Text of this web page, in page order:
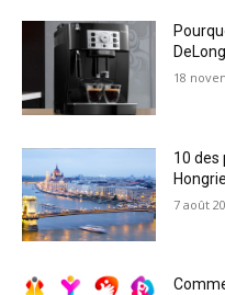
18
10 des
Hongrie
7 août